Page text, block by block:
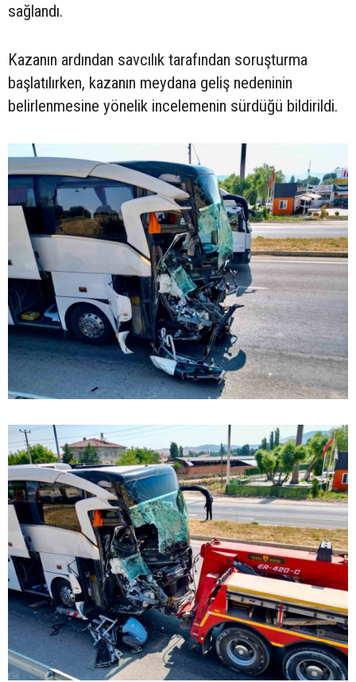
sağlandı.
Kazanın ardından savcılık tarafından soruşturma
başlatılırken, kazanın meydana geliş nedeninin
belirlenmesine yönelik incelemenin sürdüğü bildirildi.